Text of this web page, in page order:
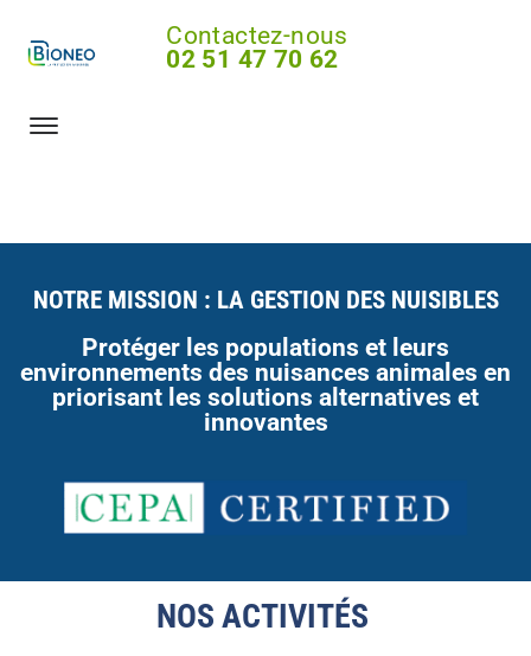
Contactez-nous
02 51 47 70 62
NOTRE MISSION : LA GESTION DES NUISIBLES
Protéger les populations et leurs
environnements des nuisances animales en
priorisant les solutions alternatives et
innovantes
NOS ACTIVITÉS